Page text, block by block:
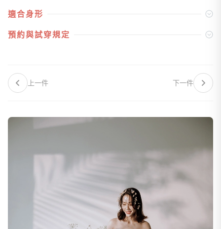
適合身形
預約與試穿規定
上一件 下一件